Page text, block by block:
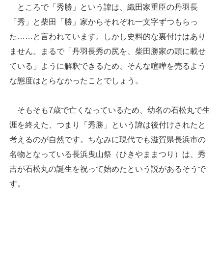
ところで「秀勝」という諱は、織田家重臣の丹羽長
「秀」と柴田「勝」家からそれぞれ一文字ずつもらっ
た……と言われています。しかし史料的な裏付けはあり
ません。まるで「丹羽長秀の尻を、柴田勝家の頭に載せ
ている」ように解釈できるため、そんな喧嘩を売るよう
な態度はとらなかったことでしょう。
そもそも7歳で亡くなっているため、幼名の石松丸で生
涯を終えた、つまり「秀勝」という諱は後付けされたと
考えるのが自然です。ちなみに現代でも滋賀県長浜市の
名物となっている長浜曳山祭（ひきやままつり）は、秀
吉が石松丸の誕生を祝って始めたという説があるそうで
す。